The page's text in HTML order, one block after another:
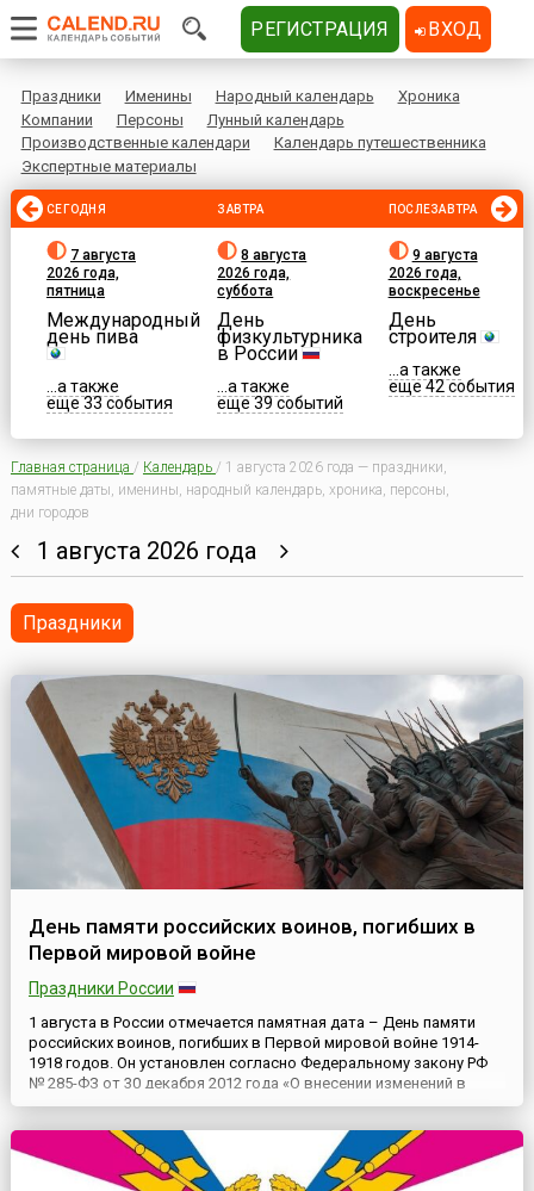
Праздники Именины Народный календарь
Хроника
Компании
Персоны
Лунный календарь
Производственные календари
Календарь путешественника
Экспертные материалы
СЕГОДНЯ
7 августа
2026 года,
пятница
Международный
день пива
...а также
еще 33 события
ЗАВТРА
8 августа
2026 года,
суббота
День
физкультурника
в России
...а также
еще 39 событий
ПОСЛЕЗАВТРА
9 августа
2026 года,
воскресенье
День
строителя
...а также
еще 42 события
Главная страница / Календарь / 1 августа 2026 года — праздники,
памятные даты, именины, народный календарь, хроника, персоны,
дни городов
1 августа 2026 года
Праздники
День памяти российских воинов, погибших в
Первой мировой войне
Праздники России
1 августа в России отмечается памятная дата – День памяти
российских воинов, погибших в Первой мировой войне 1914-
1918 годов. Он установлен согласно Федеральному закону РФ
№ 285-ФЗ от 30 декабря 2012 года «О внесении изменений в
статью 1.1 Федерального закона «О днях воинской славы и
отражения заслуг российских воинов, погибших в той войне....
РЕГИСТРАЦИЯ ВХОД